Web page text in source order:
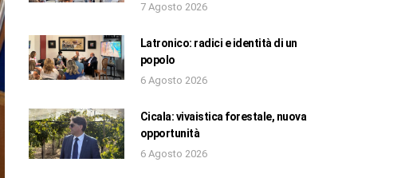
7 Agosto 2026
Latronico: radici e identità di un
popolo
6 Agosto 2026
Cicala: vivaistica forestale, nuova
opportunità
6 Agosto 2026